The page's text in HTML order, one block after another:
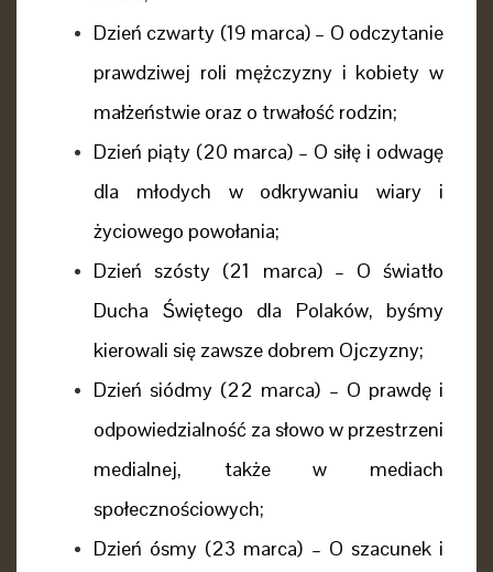
Dzień czwarty (19 marca) – O odczytanie
prawdziwej roli mężczyzny i kobiety w
małżeństwie oraz o trwałość rodzin;
Dzień piąty (20 marca) – O siłę i odwagę
dla młodych w odkrywaniu wiary i
życiowego powołania;
Dzień szósty (21 marca) – O światło
Ducha Świętego dla Polaków, byśmy
kierowali się zawsze dobrem Ojczyzny;
Dzień siódmy (22 marca) – O prawdę i
odpowiedzialność za słowo w przestrzeni
medialnej, także w mediach
społecznościowych;
Dzień ósmy (23 marca) – O szacunek i